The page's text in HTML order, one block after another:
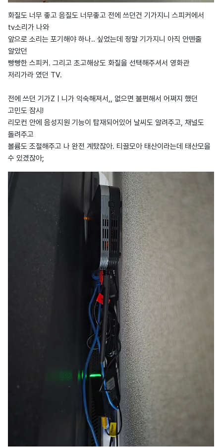
화질도 너무 좋고 음질도 너무좋고 전에 쓰던건 기가지니 스피커에서
tv소리가 나와
앞으로 소리는 포기해야 하나.. 싶었는데 정말 기가지니 아직 안뗀줄
알았던
빵빵한 스피커. 그리고 초고해상도 화질을 선택해주셔서 영화관
저리가라 였던 TV.
전에 쓰던 기가Zㅣ니가 익숙해져서,, 없으면 불편해서 어쩌지 했던
고민도 잠시!
리모컨 안에 음성지원 기능이 탑재되어있어 날씨도 알려주고, 채널도
돌려주고
볼륨도 조절해주고 나 완전 계탔잖아. 티끌모아 태산이라는데 태산모을
수 있겠잖아;